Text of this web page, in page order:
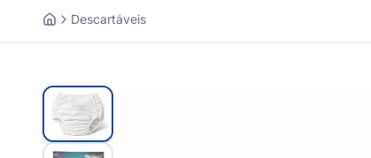
Descartáveis